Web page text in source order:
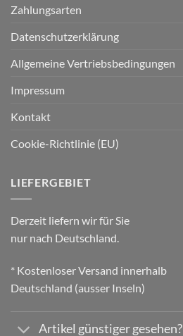
Zahlungsarten
Datenschutzerklärung
Allgemeine Vertriebsbedingungen
Impressum
Kontakt
Cookie-Richtlinie (EU)
LIEFERGEBIET
Derzeit liefern wir für Sie
nur nach Deutschland.
* Kostenloser Versand innerhalb
Deutschland (ausser Inseln)
Artikel günstiger gesehen?